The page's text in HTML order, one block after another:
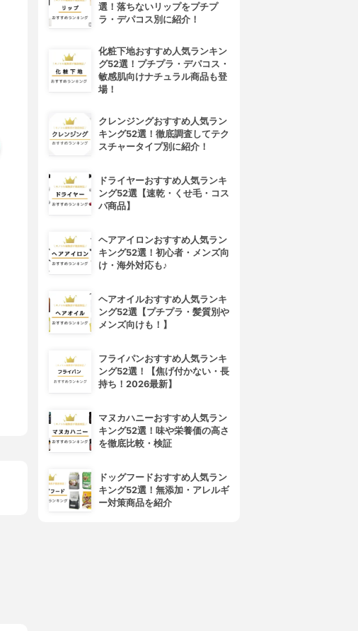
選！落ちないリップをプチプ
ラ・デパコス別に紹介！
化粧下地おすすめ人気ランキン
グ52選！プチプラ・デパコス・
敏感肌向けナチュラル商品も登
場！
クレンジングおすすめ人気ラン
キング52選！徹底調査してテク
スチャータイプ別に紹介！
ドライヤーおすすめ人気ランキ
ング52選【速乾・くせ毛・コス
パ商品】
ヘアアイロンおすすめ人気ラン
キング52選！初心者・メンズ向
け・海外対応も♪
ヘアオイルおすすめ人気ランキ
ング52選【プチプラ・髪質別や
メンズ向けも！】
フライパンおすすめ人気ランキ
ング52選！【焦げ付かない・長
持ち！2026最新】
マヌカハニーおすすめ人気ラン
キング52選！味や栄養価の高さ
を徹底比較・検証
ドッグフードおすすめ人気ラン
キング52選！無添加・アレルギ
ー対策商品を紹介